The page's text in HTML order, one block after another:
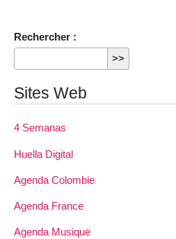
Rechercher :
Sites Web
4 Semanas
Huella Digital
Agenda Colombie
Agenda France
Agenda Musique